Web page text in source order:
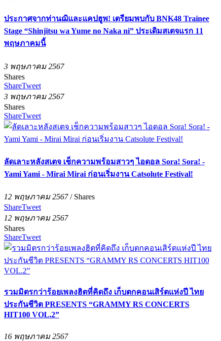
ประกาศจากท่านฌิและแคปฮูพ! เตรียมพบกับ BNK48 Trainee
Stage “Shinjitsu wa Yume no Naka ni” ประเดิมสเตจแรก 11
พฤษภาคมนี้
3 พฤษภาคม 2567
Shares
ShareTweet
3 พฤษภาคม 2567
Shares
ShareTweet
ลัดเลาะหลังสเตจ เช็กความพร้อมสาวๆ ไอดอล Sora! Sora! -
Yami Yami - Mirai Mirai ก่อนเริ่มงาน Catsolute Festival!
12 พฤษภาคม 2567/ Shares
ShareTweet
12 พฤษภาคม 2567
Shares
ShareTweet
รวมมิตรกว่าร้อยเพลงฮิตที่คิดถึง เก็บตกคอนเสิร์ตแห่งปี ไทย
ประกันชีวิต PRESENTS “GRAMMY RS CONCERTS
HIT100 VOL.2”
16 พฤษภาคม 2567